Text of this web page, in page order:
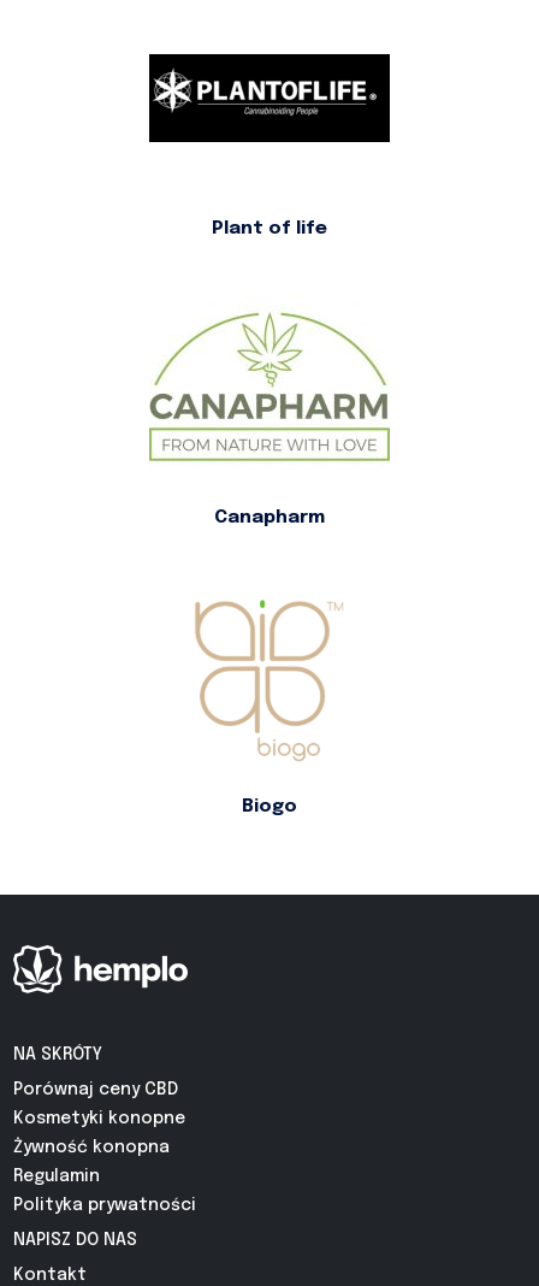
Plant of life
Canapharm
Biogo
NA SKRÓTY
Porównaj ceny CBD
Kosmetyki konopne
Żywność konopna
Regulamin
Polityka prywatności
NAPISZ DO NAS
Kontakt